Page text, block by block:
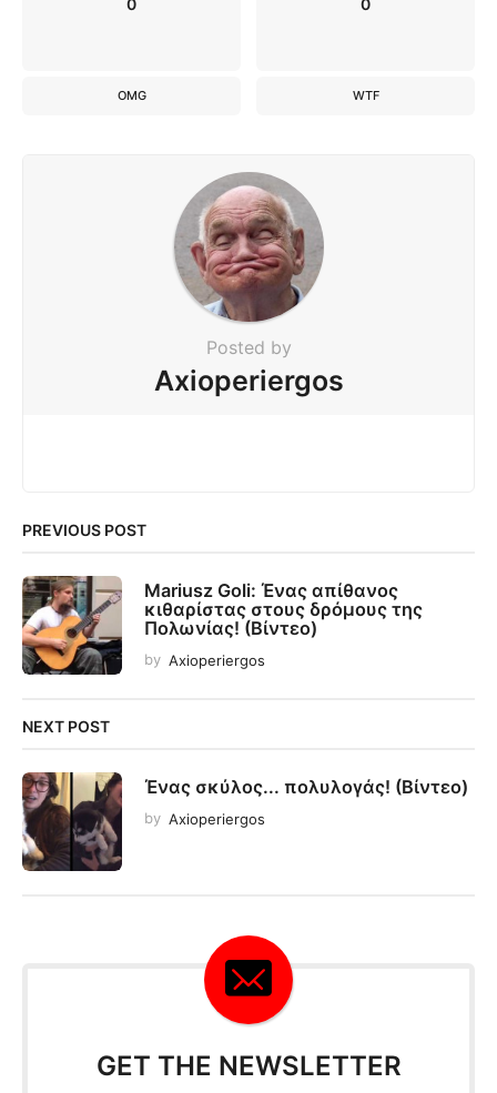
0
OMG
0
WTF
Posted by
Axioperiergos
PREVIOUS POST
Mariusz Goli: Ένας απίθανος
κιθαρίστας στους δρόμους της
Πολωνίας! (Βίντεο)
by Axioperiergos
NEXT POST
Ένας σκύλος... πολυλογάς! (Βίντεο)
by Axioperiergos
GET THE NEWSLETTER